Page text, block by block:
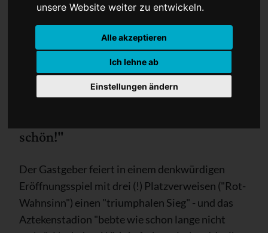
unsere Website weiter zu entwickeln.
Alle akzeptieren
Ich lehne ab
Einstellungen ändern
schön!"
Der Gastgeber feiert in einem denkwürdigen
Eröffnungsspiel mit drei (!) Platzverweisen ("Rot-
Wahnsinn") einen "triumphalen Sieg" - und das
Aztekenstadion "bebte wie schon lange nicht